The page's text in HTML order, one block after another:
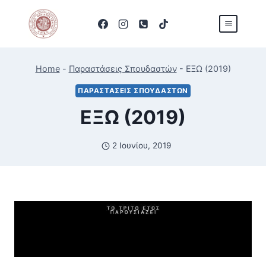
content
Home- Παραστάσεις Σπουδαστών- ΕΞΩ (2019)
ΠΑΡΑΣΤΆΣΕΙΣ ΣΠΟΥΔΑΣΤΏΝ
ΕΞΩ (2019)
2 Ιουνίου, 2019